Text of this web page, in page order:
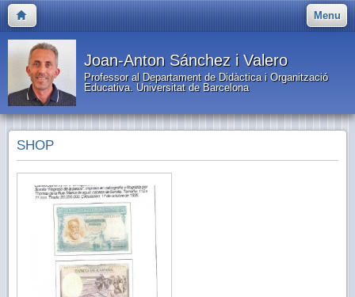
Menu
Joan-Anton Sánchez i Valero
Professor al Departament de Didàctica i Organització
Educativa. Universitat de Barcelona
SHOP